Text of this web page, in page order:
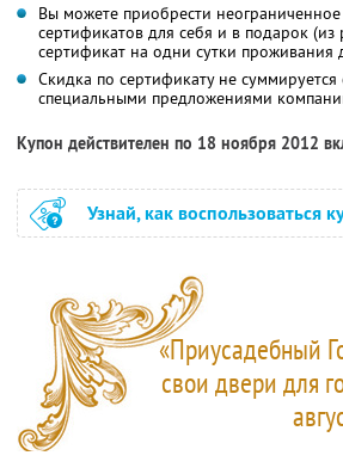
Вы можете приобрести неограниченное
сертификатов для себя и в подарок (из
сертификат на одни сутки проживания
Скидка по сертификату не суммируется
специальными предложениями
Купон действителен по 18 ноября 2012
Узнай, как воспользоваться
«Приусадебный
свои двери для